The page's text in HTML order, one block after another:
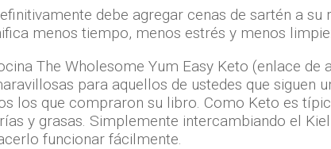
debe agregar cenas de sartén a
menos tiempo, menos estrés y menos
The Wholesome Yum Easy Keto (enlace
para aquellos de ustedes que siguen
los que compraron su libro. Como Keto es
y grasas. Simplemente intercambiando el
funcionar fácilmente.